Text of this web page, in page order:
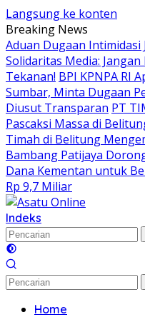
Langsung ke konten
Breaking News
Aduan Dugaan
Solidaritas Media:
Tekanan! BPI KPNPA RI
Sumbar, Minta Dugaan
Diusut Transparan PT
Pascaksi Massa di
Timah di Belitung
Bambang Patijaya
Dana Kementan untuk
Rp 9,7 Miliar
Indeks
Home